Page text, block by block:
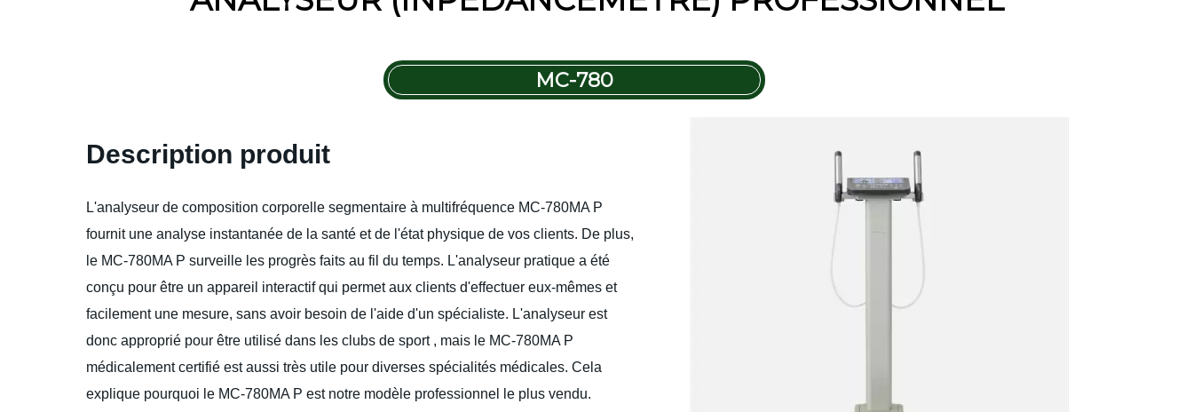
MC-780
Description produit
L'analyseur de composition corporelle segmentaire à multifréquence MC-780MA P
fournit une analyse instantanée de la santé et de l'état physique de vos clients. De plus,
le MC-780MA P surveille les progrès faits au fil du temps. L'analyseur pratique a été
conçu pour être un appareil interactif qui permet aux clients d'effectuer eux-mêmes et
facilement une mesure, sans avoir besoin de l'aide d'un spécialiste. L'analyseur est
donc approprié pour être utilisé dans les clubs de sport , mais le MC-780MA P
médicalement certifié est aussi très utile pour diverses spécialités médicales. Cela
explique pourquoi le MC-780MA P est notre modèle professionnel le plus vendu.